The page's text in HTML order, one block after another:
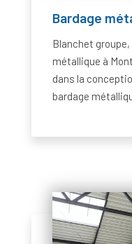
Bardage
Blanchet
métallique à
dans la
bardage